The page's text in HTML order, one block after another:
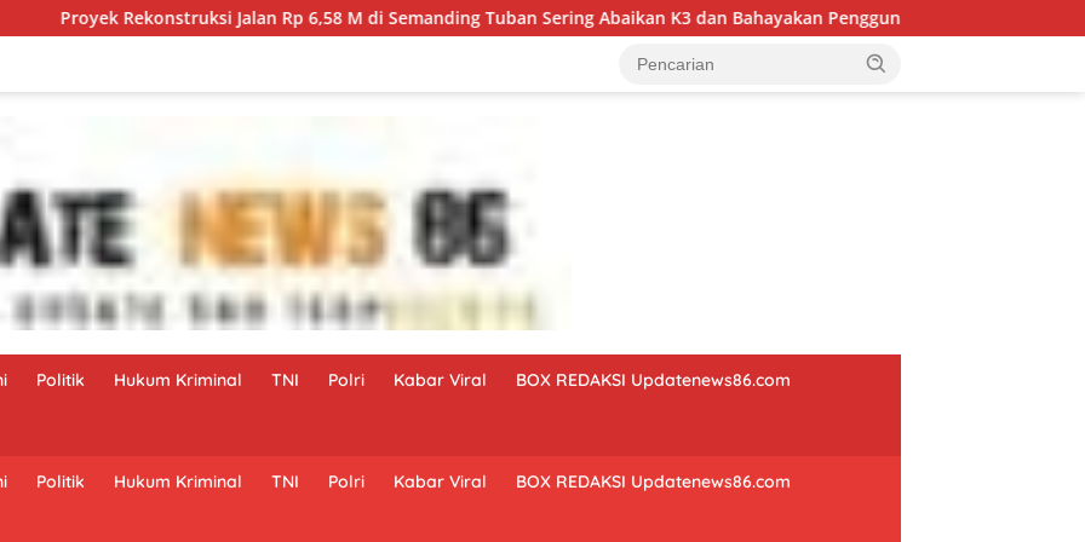
Jalan Rp 6,58 M di Semanding Tuban Sering Abaikan K3 dan Bahayakan Pengguna Jalan
Politik Hukum Kriminal TNI Polri Kabar Viral BOX REDAKSI Updatenews86.com
Politik Hukum Kriminal TNI Polri Kabar Viral BOX REDAKSI Updatenews86.com